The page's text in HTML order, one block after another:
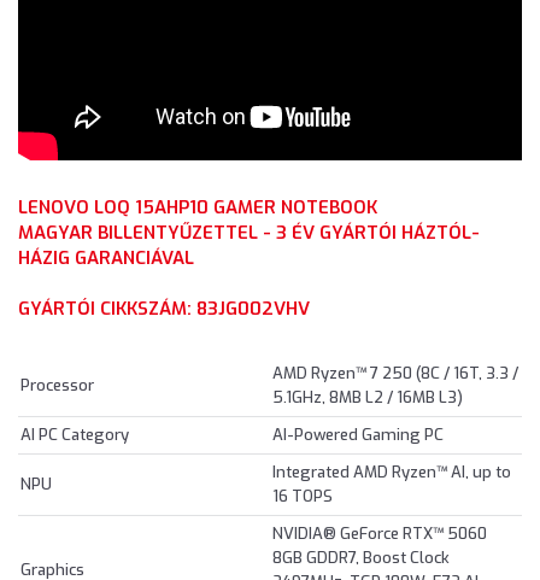
LENOVO LOQ 15AHP10 GAMER NOTEBOOK
MAGYAR BILLENTYŰZETTEL - 3 ÉV GYÁRTÓI HÁZTÓL-
HÁZIG GARANCIÁVAL
GYÁRTÓI CIKKSZÁM: 83JG002VHV
Processor
AMD Ryzen™ 7 250 (8C / 16T, 3.3 /
5.1GHz, 8MB L2 / 16MB L3)
AI PC Category
AI-Powered Gaming PC
NPU
Integrated AMD Ryzen™ AI, up to
16 TOPS
Graphics
NVIDIA® GeForce RTX™ 5060
8GB GDDR7, Boost Clock